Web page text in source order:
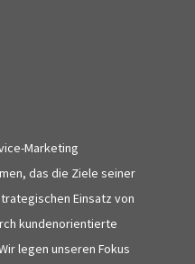
Marketing
das die Ziele seiner
Einsatz von
kundenorientierte
legen unseren Fokus